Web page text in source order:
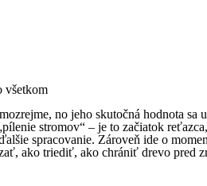
všetkom
no jeho skutočná hodnota sa
stromov“ – je to začiatok
spracovanie. Zároveň ide o
ako triediť, ako chrániť drevo pred